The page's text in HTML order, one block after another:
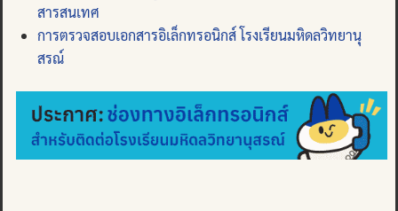
สารสนเทศ
การตรวจสอบเอกสารอิเล็กทรอนิกส์ โรงเรียนมหิดลวิทยานุ
สรณ์